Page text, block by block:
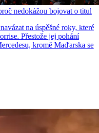
nedokážou bojovat o titul
na úspěšné roky, které
Přestože jej pohání
kromě Maďarska se